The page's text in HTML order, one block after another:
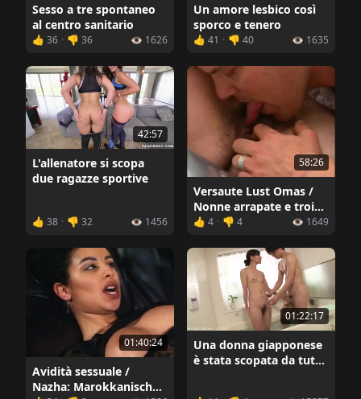
Sesso a tre spontaneo
al centro sanitario
👍 36 · 👎 36 👁️ 1626
Un amore lesbico così
sporco e tenero
👍 41 · 👎 40 👁️ 1635
42:57
L'allenatore si scopa
due ragazze sportive
👍 38 · 👎 32 👁️ 1456
58:26
Versaute Lust Omas /
Nonne arrapate e troie
(2007)
👍 4 · 👎 4 👁️ 1649
01:40:24
Avidità sessuale /
Nazha: Marokkanische
01:22:17
Una donna giapponese
è stata scopata da tutti